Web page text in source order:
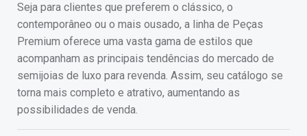
Seja para clientes que preferem o clássico, o
contemporâneo ou o mais ousado, a linha de Peças
Premium oferece uma vasta gama de estilos que
acompanham as principais tendências do mercado de
semijoias de luxo para revenda. Assim, seu catálogo se
torna mais completo e atrativo, aumentando as
possibilidades de venda.